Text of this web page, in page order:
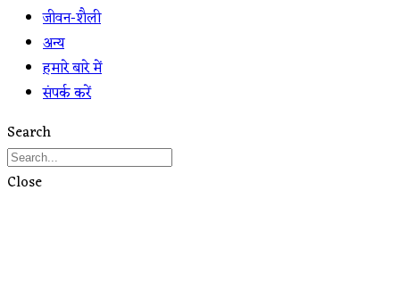
जीवन-शैली
अन्य
हमारे बारे में
संपर्क करें
Search
Close